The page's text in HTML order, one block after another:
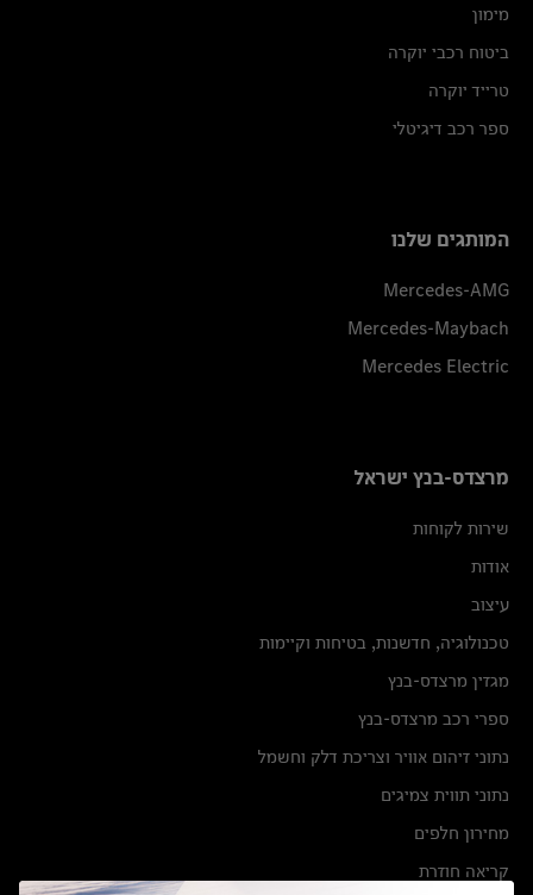
מימון
ביטוח רכבי יוקרה
טרייד יוקרה
ספר רכב דיגיטלי
המותגים שלנו
Mercedes-AMG
Mercedes-Maybach
Mercedes Electric
מרצדס-בנץ ישראל
שירות לקוחות
אודות
עיצוב
טכנולוגיה, חדשנות, בטיחות וקיימות
מגזין מרצדס-בנץ
ספרי רכב מרצדס-בנץ
נתוני זיהום אוויר וצריכת דלק וחשמל
נתוני תווית צמיגים
מחירון חלפים
קריאה חוזרת